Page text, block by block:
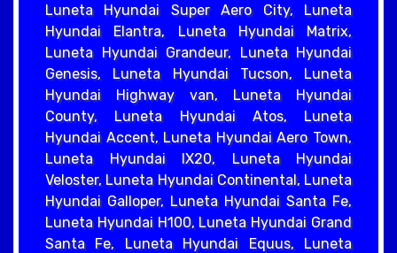
Luneta Hyundai Super Aero City, Luneta
Hyundai Elantra, Luneta Hyundai Matrix,
Luneta Hyundai Grandeur, Luneta Hyundai
Genesis, Luneta Hyundai Tucson, Luneta
Hyundai Highway van, Luneta Hyundai
County, Luneta Hyundai Atos, Luneta
Hyundai Accent, Luneta Hyundai Aero Town,
Luneta Hyundai IX20, Luneta Hyundai
Veloster, Luneta Hyundai Continental, Luneta
Hyundai Galloper, Luneta Hyundai Santa Fe,
Luneta Hyundai H100, Luneta Hyundai Grand
Santa Fe, Luneta Hyundai Equus, Luneta